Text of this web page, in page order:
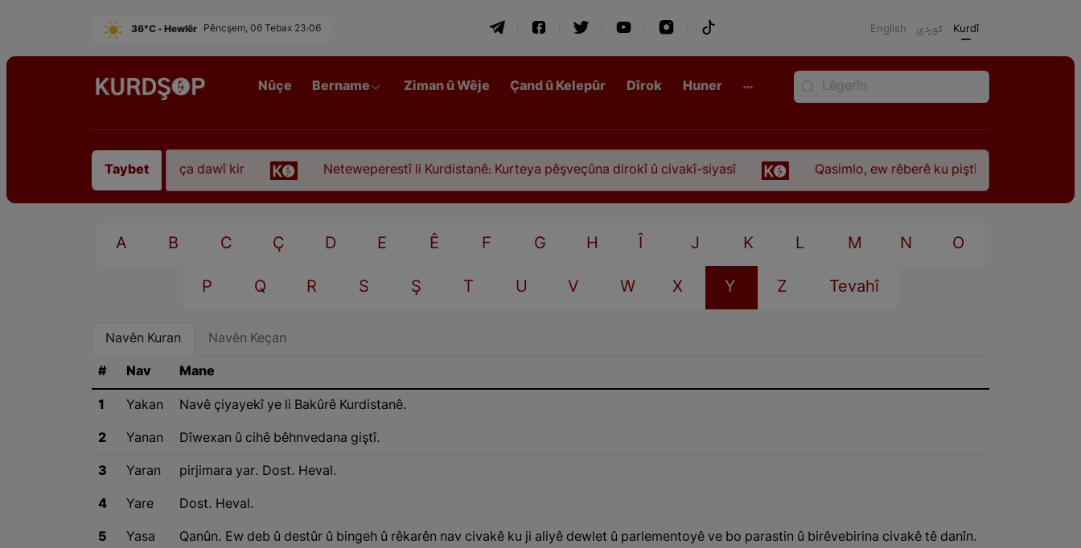
36°C - Hewlêr Pêncşem, 06 Tebax 23:06 English كوردی Kurdî
Nûçe Bername Ziman û Wêje Çand û Kelepûr Dîrok Huner
Taybet
“Qadirê Sofyanî” koça dawî kir Neteweperestî li Kurdistanê: Kurteya pêşveçûna dirokî û civakî-siyasî Qasimlo, ew rêberê ku piştî 35 sal ji şehîdbûna
A B C Ç D E Ê F G H Î J K L M N O
P Q R S Ş T U V W X Y Z Tevahî
Navên Kuran Navên Keçan
# Nav Mane
1 Yakan Navê çiyayekî ye li Bakûrê Kurdistanê.
2 Yanan Dîwexan û cihê bêhnvedana giştî.
3 Yaran pirjimara yar. Dost. Heval.
4 Yare Dost. Heval.
5 Yasa Qanûn. Ew deb û destûr û bingeh û rêkarên nav civakê ku ji aliyê dewlet û parlementoyê ve bo parastin û birêvebirina civakê tê danîn.